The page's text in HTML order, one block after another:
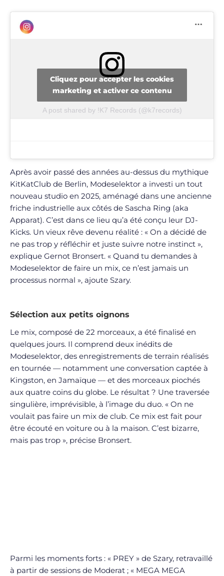
A post shared by !K7 Records (@k7records)
Cliquez pour accepter les cookies
marketing et activer ce contenu
Après avoir passé des années au-dessus du mythique
KitKatClub de Berlin, Modeselektor a investi un tout
nouveau studio en 2025, aménagé dans une ancienne
friche industrielle aux côtés de Sascha Ring (aka
Apparat). C’est dans ce lieu qu’a été conçu leur DJ-
Kicks. Un vieux rêve devenu réalité : « On a décidé de
ne pas trop y réfléchir et juste suivre notre instinct »,
explique Gernot Bronsert. « Quand tu demandes à
Modeselektor de faire un mix, ce n’est jamais un
processus normal », ajoute Szary.
Sélection aux petits oignons
Le mix, composé de 22 morceaux, a été finalisé en
quelques jours. Il comprend deux inédits de
Modeselektor, des enregistrements de terrain réalisés
en tournée — notamment une conversation captée à
Kingston, en Jamaïque — et des morceaux piochés
aux quatre coins du globe. Le résultat ? Une traversée
singulière, imprévisible, à l’image du duo. « On ne
voulait pas faire un mix de club. Ce mix est fait pour
être écouté en voiture ou à la maison. C’est bizarre,
mais pas trop », précise Bronsert.
Parmi les moments forts : « PREY » de Szary, retravaillé
à partir de sessions de Moderat ; « MEGA MEGA